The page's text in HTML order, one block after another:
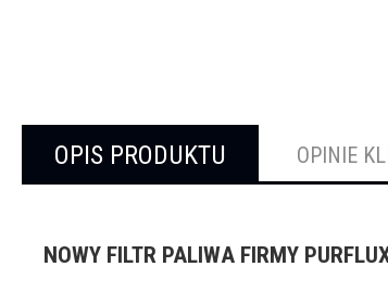
OPIS PRODUKTU OPINIE
NOWY FILTR PALIWA FIRMY